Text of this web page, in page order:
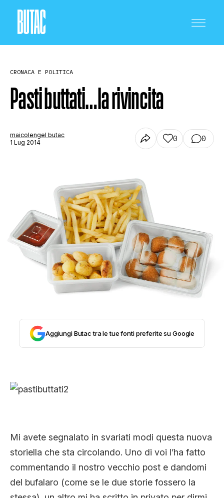
SALUTE E MEDICINA
STORIA E CITAZIONI
INTRATTENIMENTO
COMPLOTTI, LEGGENDE URBANE ED
EVERGREEN
EDITORIALI
CLIMA ED ENERGIA
CRONACA E POLITICA
Pasti buttati…la rivincita
maicolengel butac
1 Lug 2014
0 0
Aggiungi Butac tra le tue fonti preferite su Google
Mi avete segnalato in svariati modi questa nuova
storiella che sta circolando. Uno di voi l’ha fatto
commentando il nostro vecchio post e dandomi
del bufalaro (come se le due storie fossero la